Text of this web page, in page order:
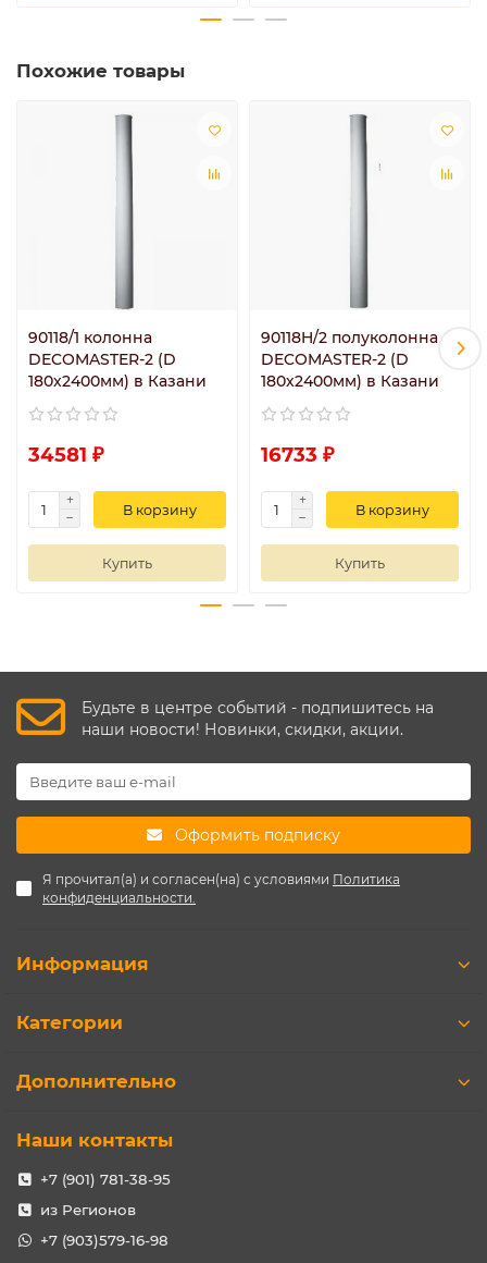
Похожие товары
90118/1 колонна
DECOMASTER-2 (D
180х2400мм) в Казани
34581 ₽
В корзину
Купить
90118H/2 полуколонна
DECOMASTER-2 (D
180х2400мм) в Казани
16733 ₽
В корзину
Купить
Будьте в центре событий - подпишитесь на
наши новости! Новинки, скидки, акции.
Оформить подписку
Я прочитал(а) и согласен(на) с условиями Политика
конфиденциальности.
Информация
Категории
Дополнительно
Наши контакты
+7 (901) 781-38-95
из Регионов
+7 (903)579-16-98